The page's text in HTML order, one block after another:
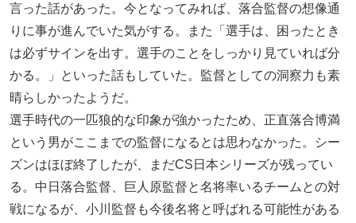
言った話があった。今となってみれば、落合監督の想像通
りに事が進んでいた気がする。また「選手は、困ったとき
は必ずサインを出す。選手のことをしっかり見ていれば分
かる。」といった話もしていた。監督としての洞察力も素
晴らしかったようだ。
選手時代の一匹狼的な印象が強かったため、正直落合博満
という男がここまでの監督になるとは思わなかった。シー
ズンはほぼ終了したが、まだCS日本シリーズが残ってい
る。中日落合監督、巨人原監督と名将率いるチームとの対
戦になるが、小川監督も今後名将と呼ばれる可能性がある